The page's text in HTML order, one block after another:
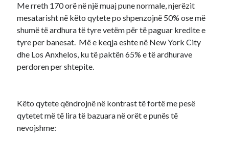
Me rreth 170 orë në një muaj pune normale, njerëzit
mesatarisht në këto qytete po shpenzojnë 50% ose më
shumë të ardhura të tyre vetëm për të paguar kredite e
tyre per banesat. Më e keqja eshte në New York City
dhe Los Anxhelos, ku të paktën 65% e të ardhurave
perdoren per shtepite.
Këto qytete qëndrojnë në kontrast të fortë me pesë
qytetet më të lira të bazuara në orët e punës të
nevojshme: